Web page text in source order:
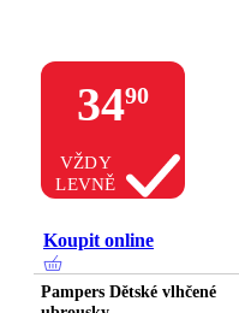
3490
VŽDY
LEVNĚ
Koupit online
Pampers Dětské vlhčené